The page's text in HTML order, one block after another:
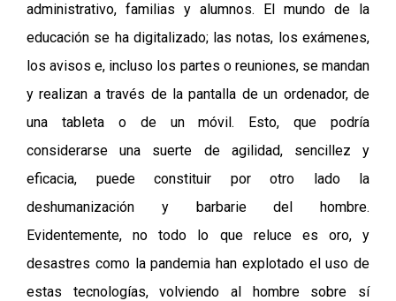
administrativo, familias y alumnos. El mundo de la
educación se ha digitalizado; las notas, los exámenes,
los avisos e, incluso los partes o reuniones, se mandan
y realizan a través de la pantalla de un ordenador, de
una tableta o de un móvil. Esto, que podría
considerarse una suerte de agilidad, sencillez y
eficacia, puede constituir por otro lado la
deshumanización y barbarie del hombre.
Evidentemente, no todo lo que reluce es oro, y
desastres como la pandemia han explotado el uso de
estas tecnologías, volviendo al hombre sobre sí